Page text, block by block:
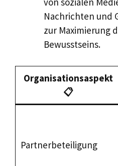
Nachrichten und
zur Maximierung
Bewusstseins.
Organisationsaspekt
📋
Partnerbeteiligung